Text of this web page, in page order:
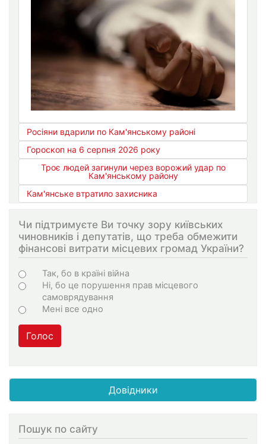
Росіяни вдарили по Кам'янському районі
Гороскоп на 6 серпня 2026 року
Троє людей загинули через ворожий удар по
Кам'янському району
Кам'янське втратило захисника
Чи підтримуєте Ви точку зору київських
чиновників і депутатів, що треба обмежити
фінансові витрати місцевих громад України?
Варіанти
Так, бо в країні війна
Ні, бо це порушення прав місцевого
самоврядування
Мені все одно
Голос
Довідники
Пошук по сайту